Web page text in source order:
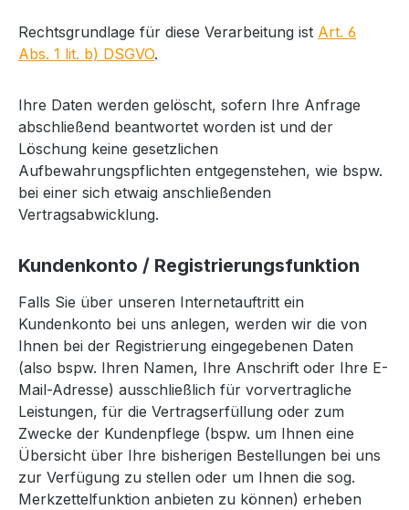
Rechtsgrundlage für diese Verarbeitung ist Art. 6
Abs. 1 lit. b) DSGVO.
Ihre Daten werden gelöscht, sofern Ihre Anfrage
abschließend beantwortet worden ist und der
Löschung keine gesetzlichen
Aufbewahrungspflichten entgegenstehen, wie bspw.
bei einer sich etwaig anschließenden
Vertragsabwicklung.
Kundenkonto / Registrierungsfunktion
Falls Sie über unseren Internetauftritt ein
Kundenkonto bei uns anlegen, werden wir die von
Ihnen bei der Registrierung eingegebenen Daten
(also bspw. Ihren Namen, Ihre Anschrift oder Ihre E-
Mail-Adresse) ausschließlich für vorvertragliche
Leistungen, für die Vertragserfüllung oder zum
Zwecke der Kundenpflege (bspw. um Ihnen eine
Übersicht über Ihre bisherigen Bestellungen bei uns
zur Verfügung zu stellen oder um Ihnen die sog.
Merkzettelfunktion anbieten zu können) erheben